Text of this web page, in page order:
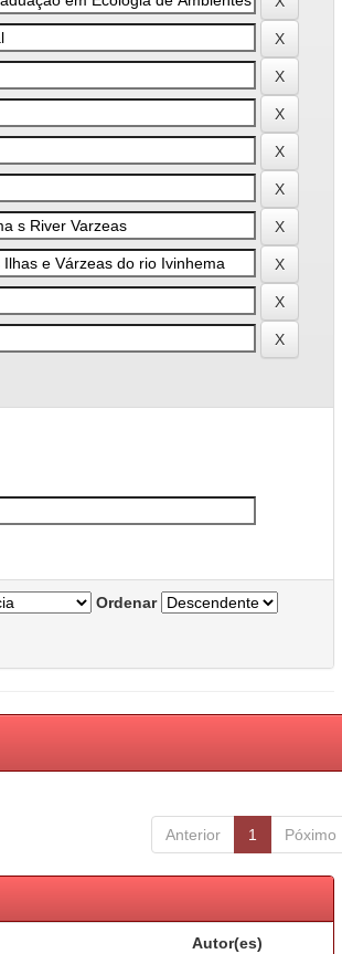
Ordenar
Anterior 1 Póximo
Autor(es)